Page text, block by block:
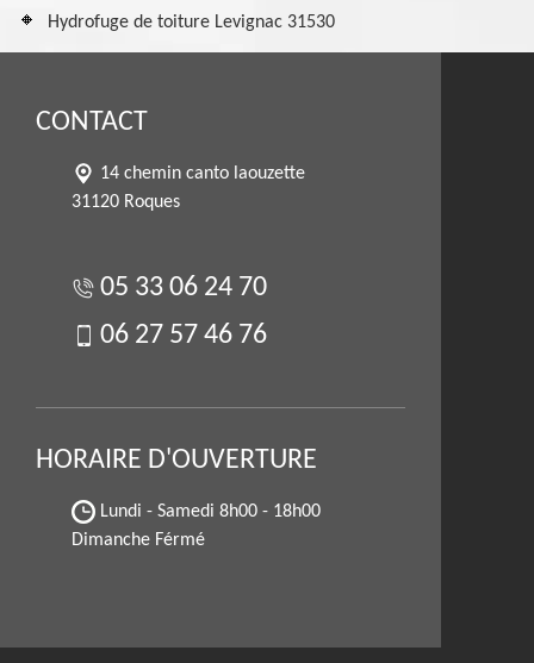
Hydrofuge de toiture Levignac 31530
CONTACT
14 chemin canto laouzette
31120 Roques
05 33 06 24 70
06 27 57 46 76
HORAIRE D'OUVERTURE
Lundi - Samedi 8h00 - 18h00
Dimanche Férmé